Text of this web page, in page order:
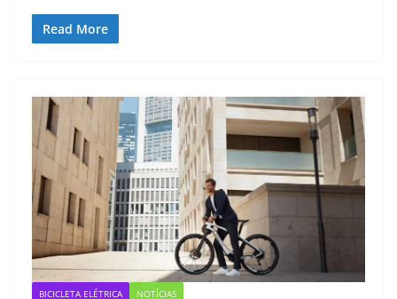
Read More
BICICLETA ELÉTRICA NOTÍCIAS